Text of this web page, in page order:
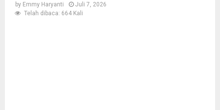
by Emmy Haryanti
Juli 7, 2026
Telah dibaca: 664 Kali